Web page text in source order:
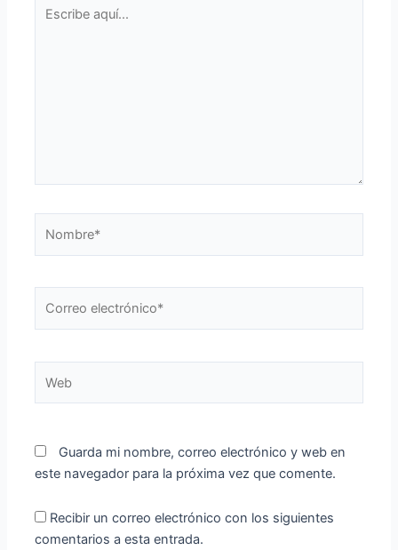
aquí...
electrónico*
Guarda mi nombre, correo electrónico y web en
este navegador para la próxima vez que comente.
Recibir un correo electrónico con los siguientes
comentarios a esta entrada.